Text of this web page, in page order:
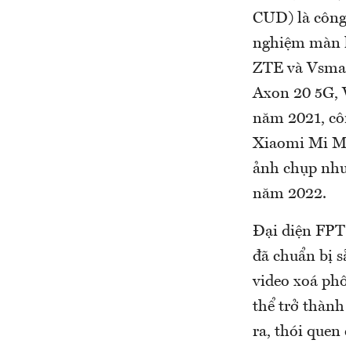
CUD) là
nghiệm màn
ZTE và
Axon 20 5G,
năm 2021,
Xiaomi Mi
ảnh chụp
năm 2022.
Đại diện FPT
đã chuẩn bị
video xoá
thể trở thành
ra, thói quen